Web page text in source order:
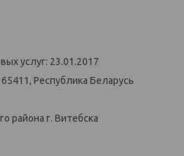
услуг: 23.01.2017
Республика Беларусь
района г. Витебска